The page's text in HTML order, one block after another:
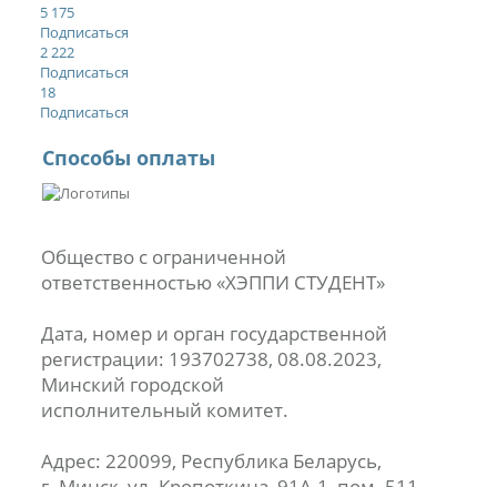
5 175
Подписаться
2 222
Подписаться
18
Подписаться
Способы оплаты
Общество с ограниченной
ответственностью «ХЭППИ СТУДЕНТ»
Дата, номер и орган государственной
регистрации: 193702738, 08.08.2023,
Минский городской
исполнительный комитет.
Адрес: 220099, Республика Беларусь,